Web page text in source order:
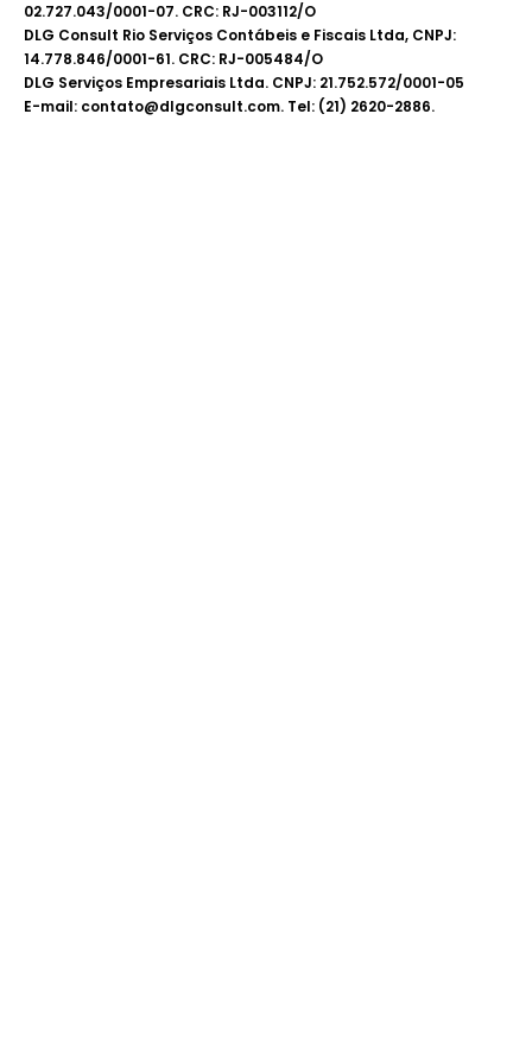
02.727.043/0001-07. CRC: RJ-003112/O
DLG Consult Rio Serviços Contábeis e Fiscais Ltda, CNPJ:
14.778.846/0001-61. CRC: RJ-005484/O
DLG Serviços Empresariais Ltda. CNPJ: 21.752.572/0001-05
E-mail: contato@dlgconsult.com. Tel: (21) 2620-2886.